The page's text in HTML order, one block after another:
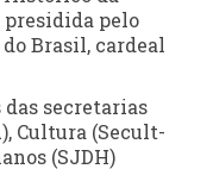
pelo
Brasil, cardeal
secretarias
Cultura (Secult-
(SJDH)